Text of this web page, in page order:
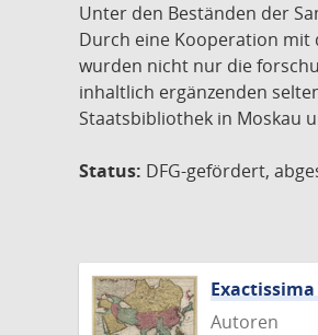
Unter den Beständen der
Durch eine Kooperation mit
wurden nicht nur die
inhaltlich ergänzenden
Staatsbibliothek in Moskau
Status: DFG-gefördert,
Autoren